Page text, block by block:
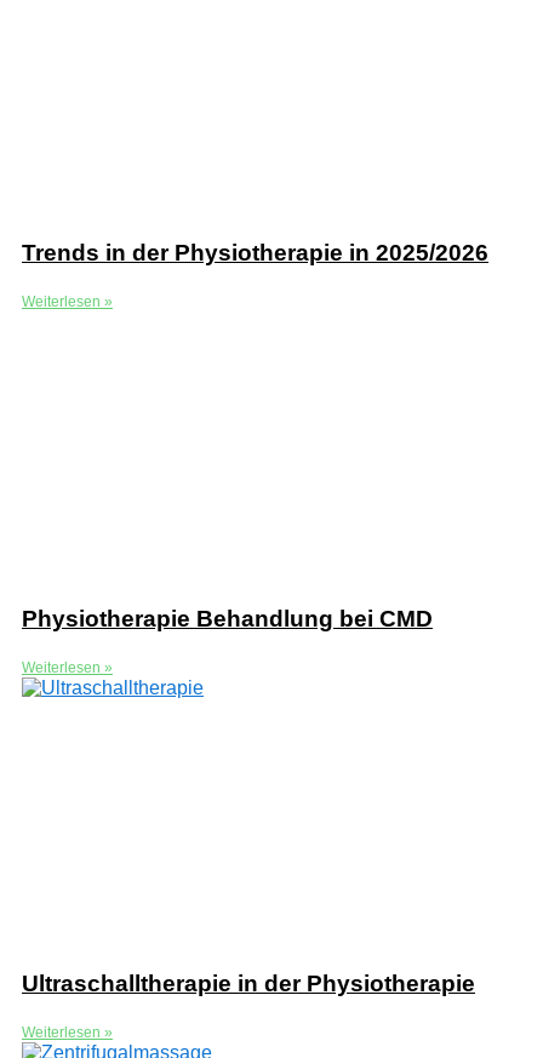
Trends in der Physiotherapie in 2025/2026
Weiterlesen »
Physiotherapie Behandlung bei CMD
Weiterlesen »
Ultraschalltherapie in der Physiotherapie
Weiterlesen »